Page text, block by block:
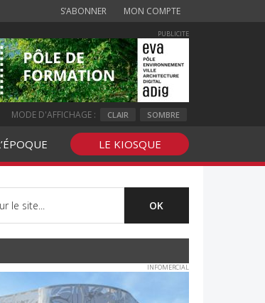
S’ABONNER MON COMPTE
PUBLICITE
MODE D'AFFICHAGE : CLAIR SOMBRE
LE KIOSQUE
INFOMERCIAL